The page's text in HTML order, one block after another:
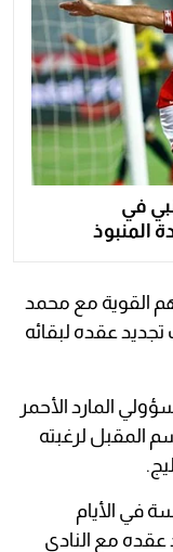
في
المنبوذ
القوية مع محمد
عقده لبقائه
المارد الأحمر
المقبل لرغبته
في الأيام
عقده مع النادي